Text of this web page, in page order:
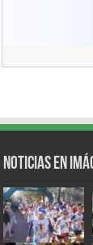
Noticias en